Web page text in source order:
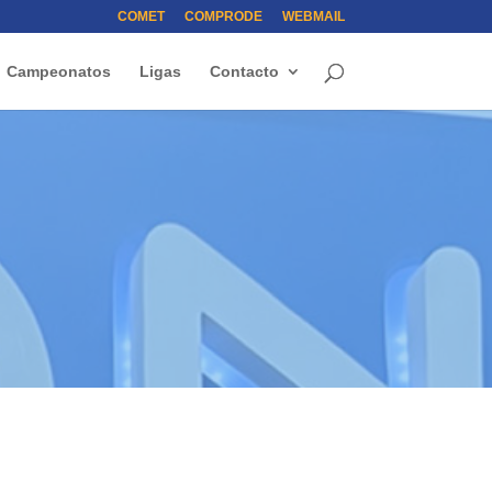
COMET COMPRODE WEBMAIL
Campeonatos Ligas Contacto